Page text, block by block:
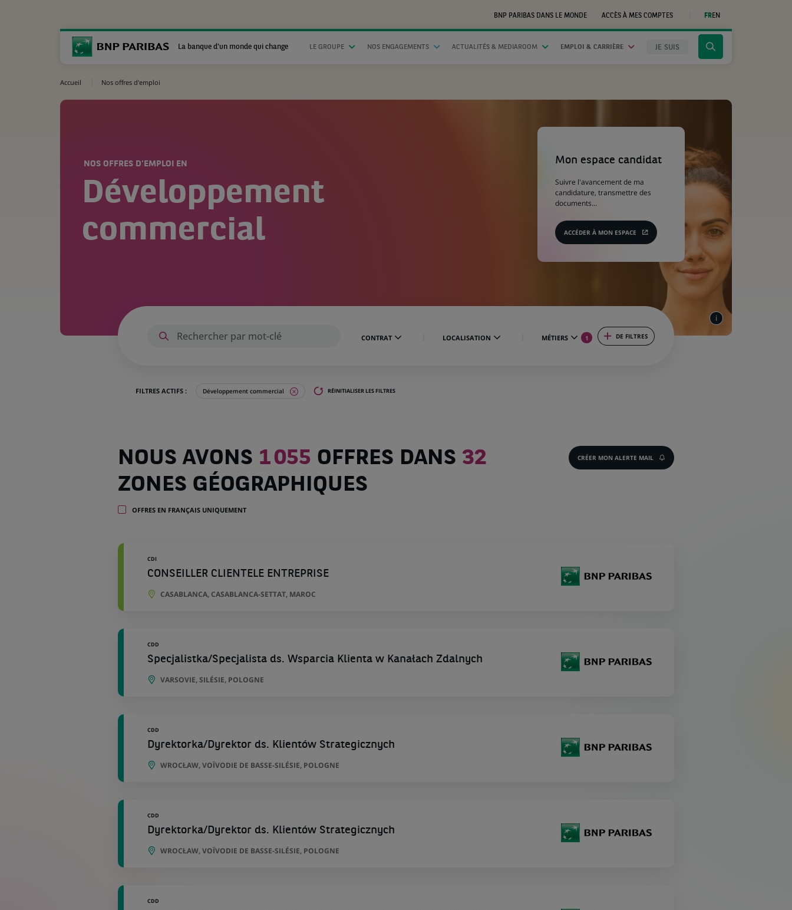
BNP PARIBAS DANS LE MONDE
ACCÈS À MES COMPTES
LIEN
DANS
UN
FREN
La banque d'un monde qui change LE GROUPE NOS ENGAGEMENTS ACTUALITÉS & MEDIAROOM EMPLOI & CARRIÈRE JE SUIS
Cliquer
moteur
Accueil Nos offres d'emploi
NOS OFFRES D'EMPLOI EN
Développement
commercial
Mon espace candidat
Suivre l'avancement de ma
candidature, transmettre des
documents...
ACCÉDER À MON ESPACE
(Ce
s'ouvre
dans
nouvel
onglet)
CONTRAT LOCALISATION MÉTIERS 1 DE FILTRES
FILTRES ACTIFS : Développement commercial RÉINITIALISER LES FILTRES
Nous
avons
1 055
offres
32
NOUS AVONS 1 055 OFFRES DANS 32
ZONES GÉOGRAPHIQUES
CRÉER MON ALERTE MAIL
OFFRES EN FRANÇAIS UNIQUEMENT
CDI
CONSEILLER CLIENTELE ENTREPRISE
CASABLANCA, CASABLANCA-SETTAT, MAROC
CDD
Specjalistka/Specjalista ds. Wsparcia Klienta w Kanałach Zdalnych
VARSOVIE, SILÉSIE, POLOGNE
CDD
Dyrektorka/Dyrektor ds. Klientów Strategicznych
WROCŁAW, VOÏVODIE DE BASSE-SILÉSIE, POLOGNE
CDD
Dyrektorka/Dyrektor ds. Klientów Strategicznych
WROCŁAW, VOÏVODIE DE BASSE-SILÉSIE, POLOGNE
CDD